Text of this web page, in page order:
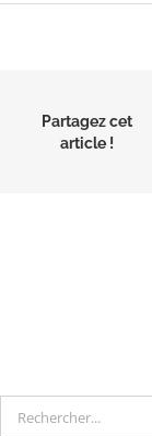
Partagez cet
article !
Rechercher